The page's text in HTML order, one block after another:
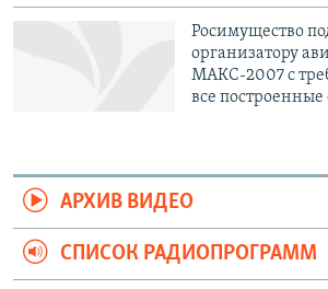
Росимущество
организатору
МАКС-2007 с
все
АРХИВ ВИДЕО
СПИСОК РАДИОПРОГРАММ